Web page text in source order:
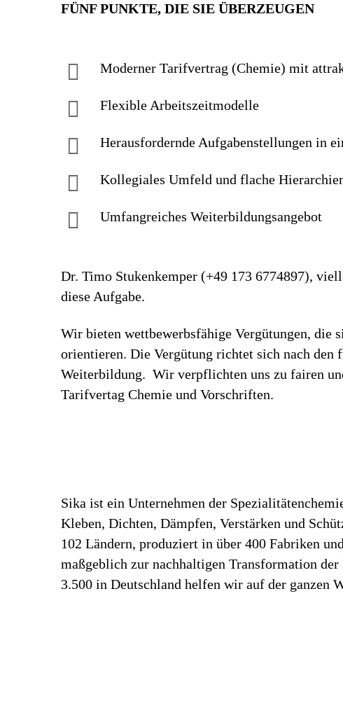
FÜNF PUNKTE, DIE SIE ÜBERZEUGEN
Moderner Tarif­vertrag (Chemie) mit
Flexible Arbeitszeitmodelle
Herausfordernde Aufgaben­stellungen in
Kollegiales Um­feld und flache
Umfangreiches Weiter­bildungs­an­gebot
Dr. Timo Stukenkemper (+49 173 6774897),
diese Aufgabe.
Wir bieten wettbewerbsfähige Vergütungen, die
orientieren. Die Vergütung richtet sich nach
Weiterbildung. Wir verpflichten uns zu fairen
Tarifvertag Chemie und Vorschriften.
Sika ist ein Unternehmen der
Kleben, Dichten, Dämpfen, Verstärken und
102 Ländern, produziert in über 400 Fabriken
maßgeblich zur nachhaltigen Transformation
3.500 in Deutschland helfen wir auf der ganzen